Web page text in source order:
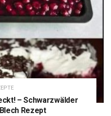
– Schwarzwälder
Rezept